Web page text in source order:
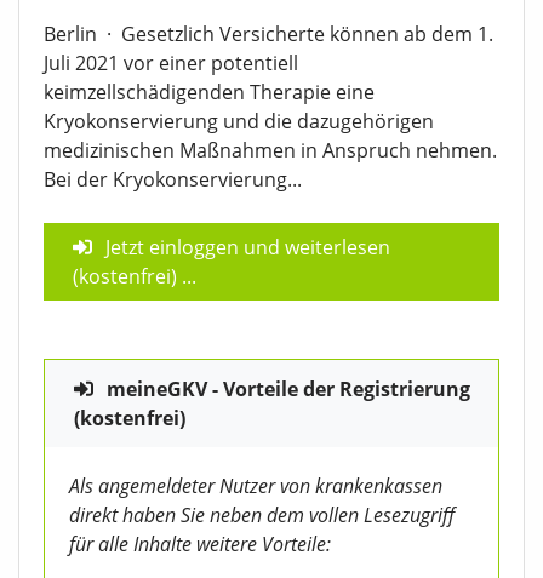
Berlin · Gesetzlich Versicherte können ab dem 1.
Juli 2021 vor einer potentiell
keimzellschädigenden Therapie eine
Kryokonservierung und die dazugehörigen
medizinischen Maßnahmen in Anspruch nehmen.
Bei der Kryokonservierung...
Jetzt einloggen und weiterlesen
(kostenfrei) ...
meineGKV - Vorteile der Registrierung
(kostenfrei)
Als angemeldeter Nutzer von krankenkassen
direkt haben Sie neben dem vollen Lesezugriff
für alle Inhalte weitere Vorteile: